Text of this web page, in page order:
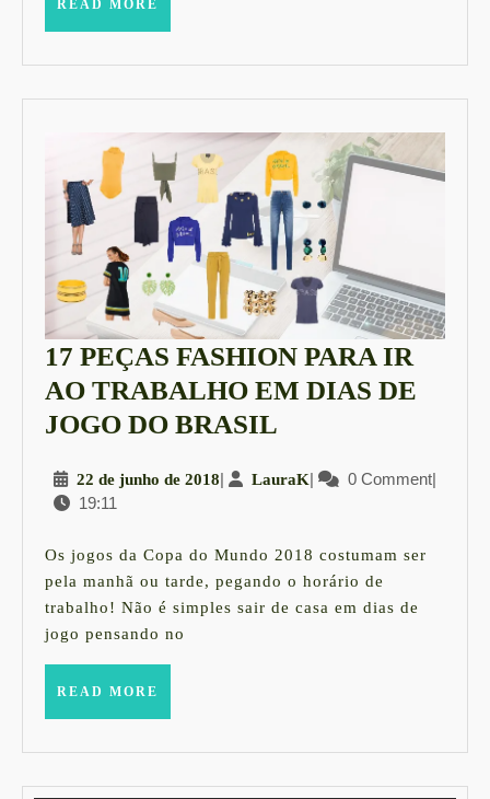
READ MORE
17 PEÇAS FASHION PARA IR
AO TRABALHO EM DIAS DE
JOGO DO BRASIL
FASHION
IR
AO
TRABALHO
JOGO
DO
22 de junho de 201822
de
2018
| LauraKLauraK
| 0 Comment|
19:11
Os jogos da Copa do Mundo 2018 costumam ser
pela manhã ou tarde, pegando o horário de
trabalho! Não é simples sair de casa em dias de
jogo pensando no
READ MORE